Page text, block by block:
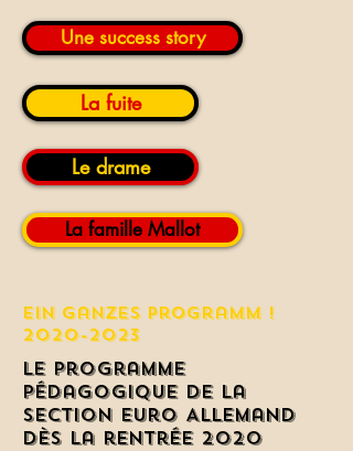
Une success story
La fuite
Le drame
La famille Mallot
Ein ganzes Programm !
2020-2023
Le programme
pédagogique de la
section Euro Allemand
dès la rentrée 2020